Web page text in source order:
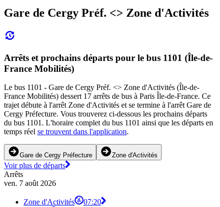
Gare de Cergy Préf. <> Zone d'Activités
Arrêts et prochains départs pour le bus 1101 (Île-de-
France Mobilités)
Le bus 1101 - Gare de Cergy Préf. <> Zone d'Activités (Île-de-
France Mobilités) dessert 17 arrêts de bus à Paris Île-de-France. Ce
trajet débute à l'arrêt Zone d'Activités et se termine à l'arrêt Gare de
Cergy Préfecture. Vous trouverez ci-dessous les prochains départs
du bus 1101. L'horaire complet du bus 1101 ainsi que les départs en
temps réel se trouvent dans l'application.
Gare de Cergy Préfecture Zone d'Activités
Voir plus de départs
Arrêts
ven. 7 août 2026
Zone d'Activités
07:20